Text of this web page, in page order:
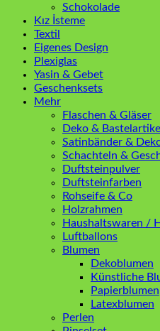
Schokolade
Kız İsteme
Textil
Eigenes Design
Plexiglas
Yasin & Gebet
Geschenksets
Mehr
Flaschen & Gläser
Deko & Bastelartikel
Satinbänder &
Schachteln &
Duftsteinpulver
Duftsteinfarben
Rohseife & Co
Holzrahmen
Haushaltswaren /
Luftballons
Blumen
Dekoblumen
Künstliche
Papierblumen
Latexblumen
Perlen